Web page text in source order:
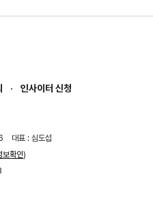
인사이터 신청
대표 : 심도섭
보확인)